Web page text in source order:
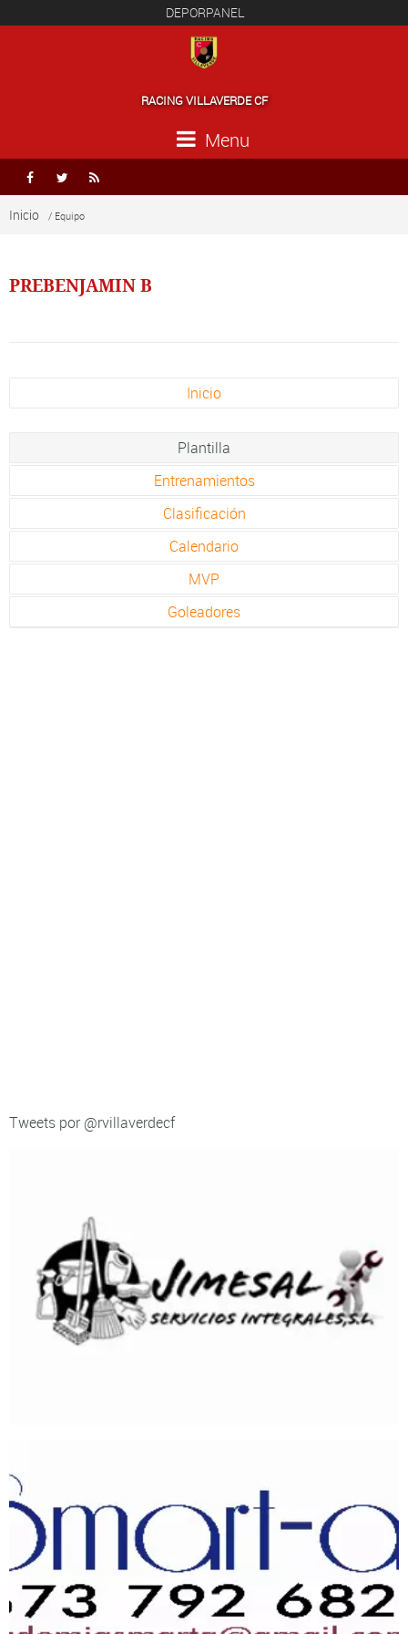
DEPORPANEL
RACING VILLAVERDE CF
Menu
  
Inicio / Equipo
PREBENJAMIN B
Inicio
Plantilla
Entrenamientos
Clasificación
Calendario
MVP
Goleadores
Tweets por @rvillaverdecf